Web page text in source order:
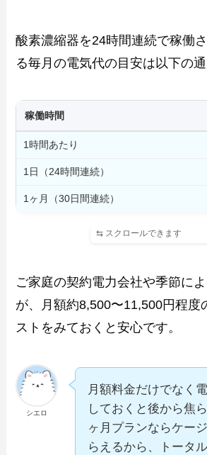
酸素濃縮器を24時間連続で稼働
る毎月の電気代の目安は以下の通
稼働時間
1時間あたり
1日（24時間連続）
1ヶ月（30日間連続）
ご家庭の契約電力会社や季節に
が、月額約8,500〜11,500円程度
ストをみておくと安心です。
シエロ
月額料金だけでなく
しておくと後から焦
ヶ月プランならケー
らえるから、トータ